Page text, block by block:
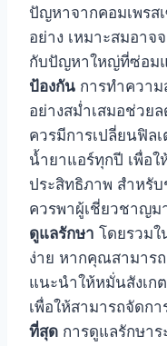
ปัญหาจากคอมเพรส
อย่าง เหมาะสมอา
กับปัญหาใหญ่ที่ซ่อม
ป้องกัน การทำควา
อย่างสม่ำเสมอช่วย
ควรมีการเปลี่ยนฟิล
น้ำยาแอร์ทุกปี เพื่อใ
ประสิทธิภาพ สำหรั
ควรพาผู้เชี่ยวชาญม
ดูแลรักษา โดยรวมใ
ง่าย หากคุณสามาร
แนะนำให้หมั่นสังเก
เพื่อให้สามารถจัดก
ที่สุด การดูแลรักษา